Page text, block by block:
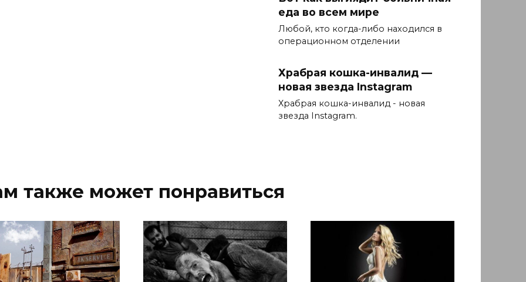
еда во всем мире
Любой, кто когда-либо находился в
операционном отделении
Храбрая кошка-инвалид —
новая звезда Instagram
Храбрая кошка-инвалид - новая
звезда Instagram.
также может понравиться